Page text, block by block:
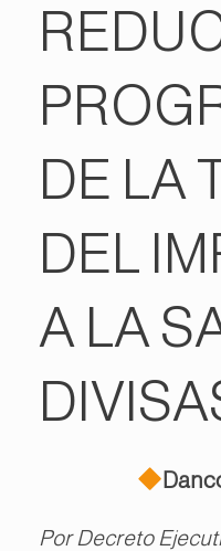
DE LA
DEL
A LA
Por Decreto